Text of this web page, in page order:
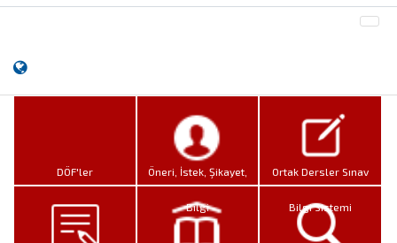
DÖF'ler Öneri, İstek, Şikayet,
Bilgi
Ortak Dersler Sınav
Bilgi Sistemi